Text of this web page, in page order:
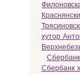
хутор
Сбербанк